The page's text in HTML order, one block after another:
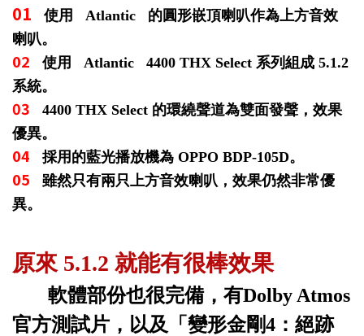
01 使用 Atlantic 的圓形嵌頂喇叭作為上方音效
喇叭。
02 使用 Atlantic 4400 THX Select 系列組成 5.1.2
系統。
03 4400 THX Select 的環繞聲道為雙面發聲，效果
優異。
04 採用的藍光播放機為 OPPO BDP-105D。
05 雖然只有兩只上方音效喇叭，效果仍然非常優
異。
原來 5.1.2 就能有很棒效果
軟體部份也很完備，有Dolby Atmos
官方測試片，以及「變形金剛4 ：絕跡